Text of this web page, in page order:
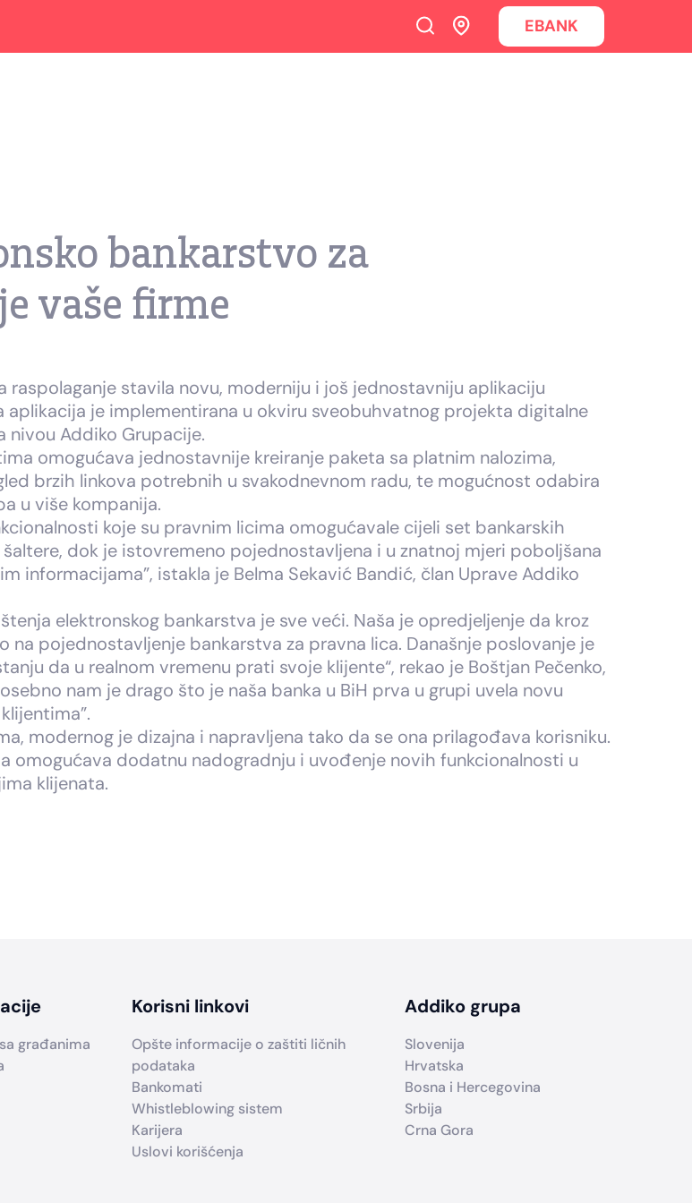
EBANK
bankarstvo za
vaše firme
raspolaganje stavila novu, moderniju i još jednostavniju aplikaciju
aplikacija je implementirana u okviru sveobuhvatnog projekta digitalne
Addiko Grupacije.
omogućava jednostavnije kreiranje paketa sa platnim nalozima,
brzih linkova potrebnih u svakodnevnom radu, te mogućnost odabira
u više kompanija.
koje su pravnim licima omogućavale cijeli set bankarskih
dok je istovremeno pojednostavljena i u znatnoj mjeri poboljšana
istakla je Belma Sekavić Bandić, član Uprave Addiko
elektronskog bankarstva je sve veći. Naša je opredjeljenje da kroz
pojednostavljenje bankarstva za pravna lica. Današnje poslovanje je
da u realnom vremenu prati svoje klijente“, rekao je Boštjan Pečenko,
nam je drago što je naša banka u BiH prva u grupi uvela novu
modernog je dizajna i napravljena tako da se ona prilagođava korisniku.
dodatnu nadogradnju i uvođenje novih funkcionalnosti u
klijenata.
građanima
Korisni linkovi
Opšte informacije o zaštiti ličnih
podataka
Bankomati
Whistleblowing sistem
Karijera
Uslovi korišćenja
Addiko grupa
Slovenija
Hrvatska
Bosna i Hercegovina
Srbija
Crna Gora